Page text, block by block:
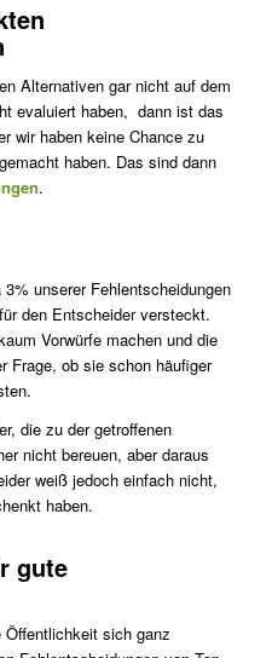
Alternativen gar nicht auf dem
evaluiert haben, dann ist das
wir haben keine Chance zu
haben. Das sind dann
.
unserer Fehlentscheidungen
den Entscheider versteckt.
Vorwürfe machen und die
Frage, ob sie schon häufiger
die zu der getroffenen
nicht bereuen, aber daraus
weiß jedoch einfach nicht,
haben.
gute
sich ganz